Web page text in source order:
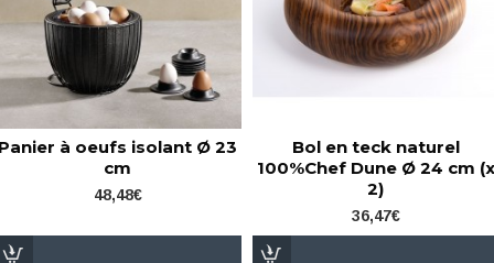
à oeufs isolant Ø 23
cm
48,48€
Bol en teck naturel
100%Chef Dune Ø 24 cm (x
2)
36,47€